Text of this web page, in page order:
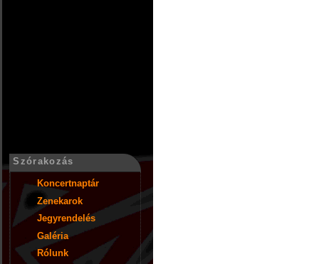
Szórakozás
Koncertnaptár
Zenekarok
Jegyrendelés
Galéria
Rólunk